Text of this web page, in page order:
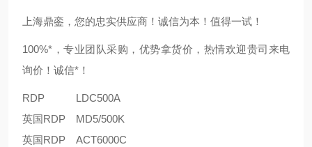
上海鼎銮，您的忠实供应商！诚信为本！值得一试！
100%*，专业团队采购，优势拿货价，热情欢迎贵司来电
询价！诚信*！
RDP
LDC500A
英国RDP
MD5/500K
英国RDP
ACT6000C